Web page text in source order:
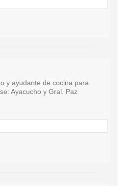
y ayudante de cocina para
Ayacucho y Gral. Paz